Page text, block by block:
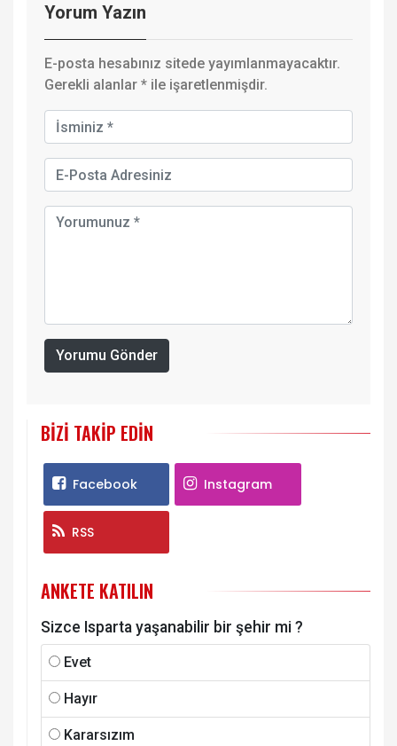
Yorum Yazın
E-posta hesabınız sitede yayımlanmayacaktır.
Gerekli alanlar * ile işaretlenmişdir.
Yorumu Gönder
BIZI TAKIP EDIN
Facebook Instagram
RSS
ANKETE KATILIN
Sizce Isparta yaşanabilir bir şehir mi ?
Evet
Hayır
Kararsızım